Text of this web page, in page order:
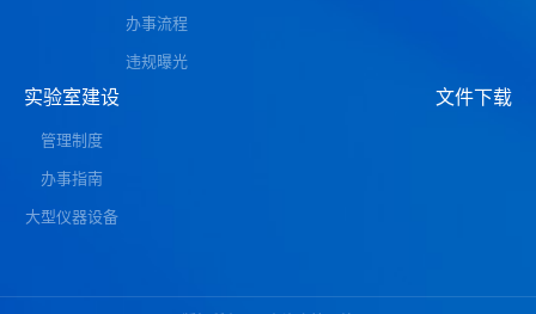
办事流程
违规曝光
实验室建设
管理制度
办事指南
大型仪器设备
文件下载